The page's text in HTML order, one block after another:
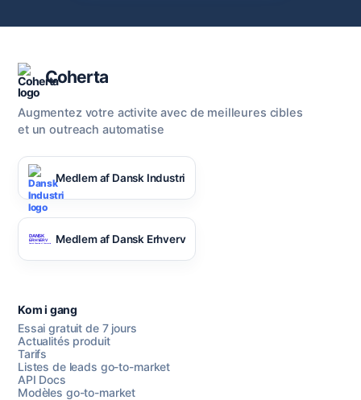
Coherta
Augmentez votre activite avec de meilleures cibles
et un outreach automatise
Medlem af Dansk Industri
Medlem af Dansk Erhverv
Kom i gang
Essai gratuit de 7 jours
Actualités produit
Tarifs
Listes de leads go-to-market
API Docs
Modèles go-to-market